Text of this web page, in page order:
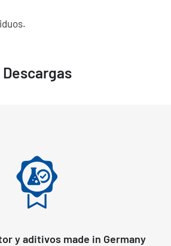
Descargas
y aditivos made in Germany